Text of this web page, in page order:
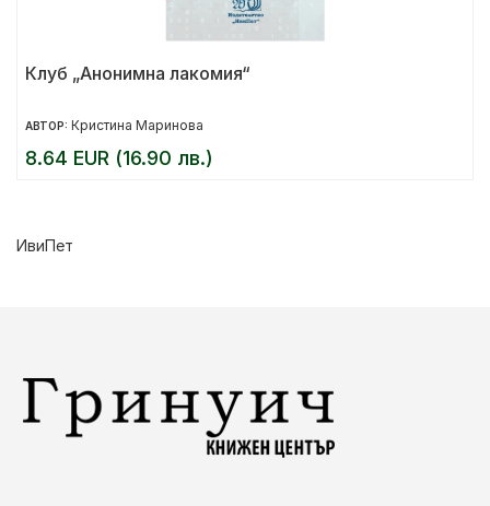
Клуб „Анонимна лакомия“
АВТОР: Кристина Маринова
8.64 EUR (16.90 лв.)
ИвиПет